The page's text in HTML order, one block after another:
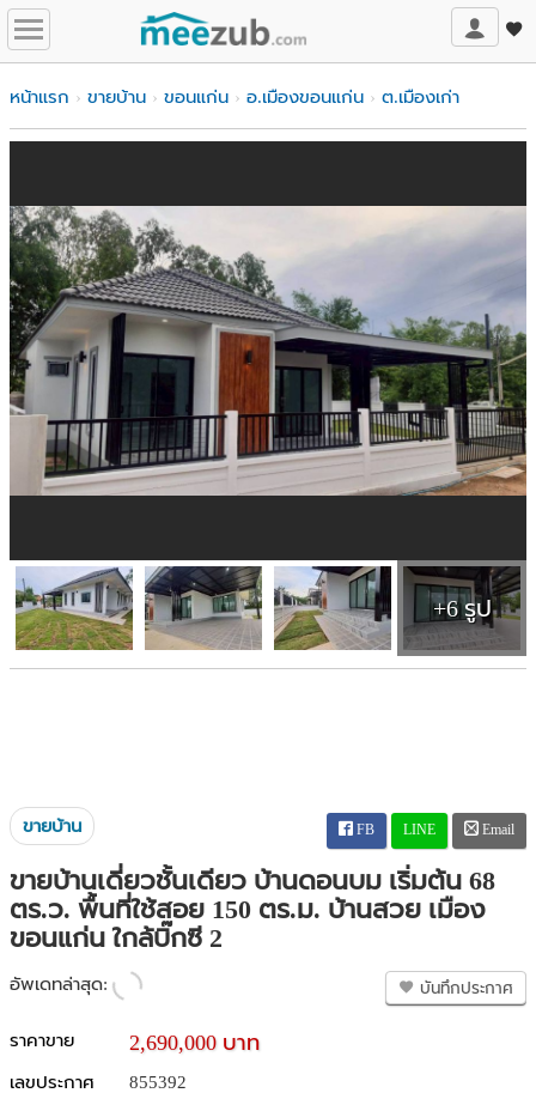
หน้าแรก ขายบ้าน ขอนแก่น อ.เมืองขอนแก่น ต.เมืองเก่า
+6 รูป
ขายบ้าน FB LINE Email
ขายบ้านเดี่ยวชั้นเดียว บ้านดอนบม เริ่มต้น 68
ตร.ว. พื้นที่ใช้สอย 150 ตร.ม. บ้านสวย เมือง
ขอนแก่น ใกล้บิ๊กซี 2
อัพเดทล่าสุด: บันทึกประกาศ
ราคาขาย 2,690,000 บาท
เลขประกาศ
855392